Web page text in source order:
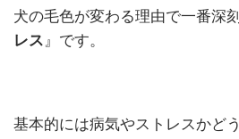
犬の毛色が変わる理由で一番深
レス』です。
基本的には病気やストレスかど